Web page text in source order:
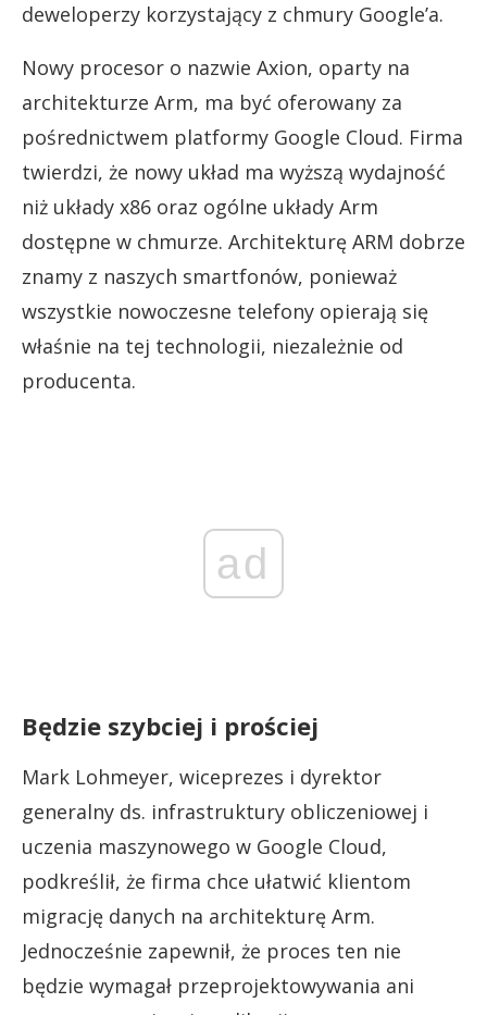
deweloperzy korzystający z chmury Google’a.
Nowy procesor o nazwie Axion, oparty na
architekturze Arm, ma być oferowany za
pośrednictwem platformy Google Cloud. Firma
twierdzi, że nowy układ ma wyższą wydajność
niż układy x86 oraz ogólne układy Arm
dostępne w chmurze. Architekturę ARM dobrze
znamy z naszych smartfonów, ponieważ
wszystkie nowoczesne telefony opierają się
właśnie na tej technologii, niezależnie od
producenta.
ad
Będzie szybciej i prościej
Mark Lohmeyer, wiceprezes i dyrektor
generalny ds. infrastruktury obliczeniowej i
uczenia maszynowego w Google Cloud,
podkreślił, że firma chce ułatwić klientom
migrację danych na architekturę Arm.
Jednocześnie zapewnił, że proces ten nie
będzie wymagał przeprojektowywania ani